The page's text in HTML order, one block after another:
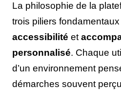
La philosophie de la
trois piliers fondamentaux
accessibilité et
personnalisé. Chaque
d’un environnement
démarches souvent